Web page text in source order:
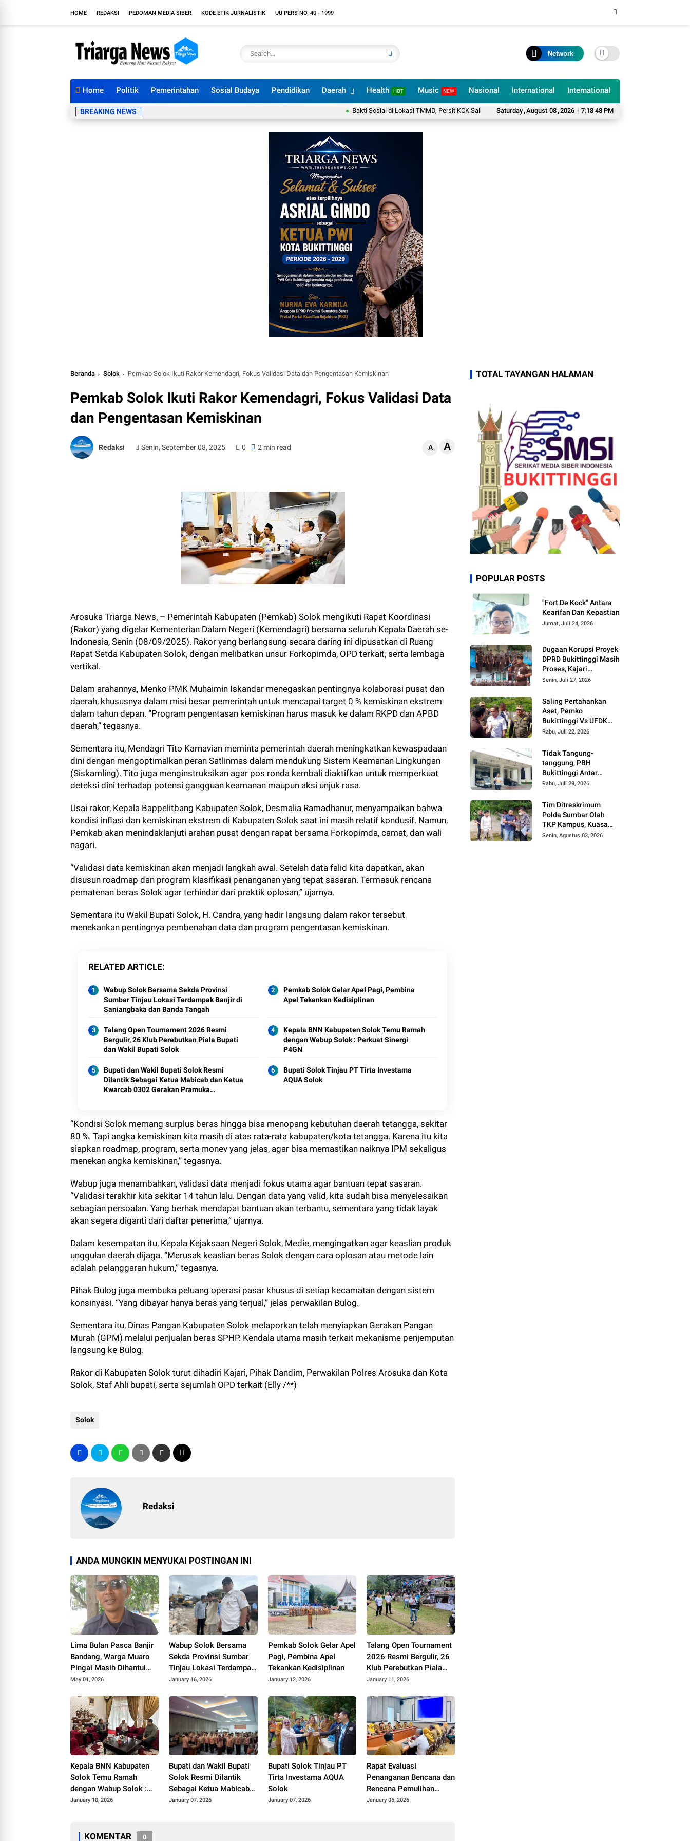
HOME REDAKSI PEDOMAN MEDIA SIBER KODE ETIK JURNALISTIK UU PERS NO. 40 - 1999
Network
Home Politik Pemerintahan Sosial Budaya Pendidikan Daerah Health HOT Music NEW Nasional International International
Saturday,August 08,2026 | 7:18 49 PM
BREAKING NEWS Bakti Sosial di Lokasi TMMD, Persit KCK Salurkan Bantuan kepada Penghuni RTLH Memasuki Hari ke-24, Satgas
Beranda Solok Pemkab Solok Ikuti Rakor Kemendagri, Fokus Validasi Data dan Pengentasan Kemiskinan
Pemkab Solok Ikuti Rakor Kemendagri, Fokus Validasi Data
dan Pengentasan Kemiskinan
Redaksi Senin, September 08, 2025 0 2 min read A A
Arosuka Triarga News, – Pemerintah Kabupaten (Pemkab) Solok mengikuti Rapat Koordinasi
(Rakor) yang digelar Kementerian Dalam Negeri (Kemendagri) bersama seluruh Kepala Daerah se-
Indonesia, Senin (08/09/2025). Rakor yang berlangsung secara daring ini dipusatkan di Ruang
Rapat Setda Kabupaten Solok, dengan melibatkan unsur Forkopimda, OPD terkait, serta lembaga
vertikal.
Dalam arahannya, Menko PMK Muhaimin Iskandar menegaskan pentingnya kolaborasi pusat dan
daerah, khususnya dalam misi besar pemerintah untuk mencapai target 0 % kemiskinan ekstrem
dalam tahun depan. “Program pengentasan kemiskinan harus masuk ke dalam RKPD dan APBD
daerah,” tegasnya.
Sementara itu, Mendagri Tito Karnavian meminta pemerintah daerah meningkatkan kewaspadaan
dini dengan mengoptimalkan peran Satlinmas dalam mendukung Sistem Keamanan Lingkungan
(Siskamling). Tito juga menginstruksikan agar pos ronda kembali diaktifkan untuk memperkuat
deteksi dini terhadap potensi gangguan keamanan maupun aksi unjuk rasa.
Usai rakor, Kepala Bappelitbang Kabupaten Solok, Desmalia Ramadhanur, menyampaikan bahwa
kondisi inflasi dan kemiskinan ekstrem di Kabupaten Solok saat ini masih relatif kondusif. Namun,
Pemkab akan menindaklanjuti arahan pusat dengan rapat bersama Forkopimda, camat, dan wali
nagari.
“Validasi data kemiskinan akan menjadi langkah awal. Setelah data falid kita dapatkan, akan
disusun roadmap dan program klasifikasi penanganan yang tepat sasaran. Termasuk rencana
pematenan beras Solok agar terhindar dari praktik oplosan,” ujarnya.
Sementara itu Wakil Bupati Solok, H. Candra, yang hadir langsung dalam rakor tersebut
menekankan pentingnya pembenahan data dan program pengentasan kemiskinan.
RELATED ARTICLE
Wabup Solok Bersama Sekda Provinsi
Sumbar Tinjau Lokasi Terdampak Banjir di
Saniangbaka dan Banda Tangah
Pemkab Solok Gelar Apel Pagi, Pembina
Apel Tekankan Kedisiplinan
Talang Open Tournament 2026 Resmi
Bergulir, 26 Klub Perebutkan Piala Bupati
dan Wakil Bupati Solok
Kepala BNN Kabupaten Solok Temu Ramah
dengan Wabup Solok : Perkuat Sinergi
P4GN
Bupati dan Wakil Bupati Solok Resmi
Dilantik Sebagai Ketua Mabicab dan Ketua
Kwarcab 0302 Gerakan Pramuka
Bupati Solok Tinjau PT Tirta Investama
AQUA Solok
“Kondisi Solok memang surplus beras hingga bisa menopang kebutuhan daerah tetangga, sekitar
80 %. Tapi angka kemiskinan kita masih di atas rata-rata kabupaten/kota tetangga. Karena itu kita
siapkan roadmap, program, serta monev yang jelas, agar bisa memastikan naiknya IPM sekaligus
menekan angka kemiskinan,” tegasnya.
Wabup juga menambahkan, validasi data menjadi fokus utama agar bantuan tepat sasaran.
“Validasi terakhir kita sekitar 14 tahun lalu. Dengan data yang valid, kita sudah bisa menyelesaikan
sebagian persoalan. Yang berhak mendapat bantuan akan terbantu, sementara yang tidak layak
akan segera diganti dari daftar penerima,” ujarnya.
Dalam kesempatan itu, Kepala Kejaksaan Negeri Solok, Medie, mengingatkan agar keaslian produk
unggulan daerah dijaga. “Merusak keaslian beras Solok dengan cara oplosan atau metode lain
adalah pelanggaran hukum,” tegasnya.
Pihak Bulog juga membuka peluang operasi pasar khusus di setiap kecamatan dengan sistem
konsinyasi. “Yang dibayar hanya beras yang terjual,” jelas perwakilan Bulog.
Sementara itu, Dinas Pangan Kabupaten Solok melaporkan telah menyiapkan Gerakan Pangan
Murah (GPM) melalui penjualan beras SPHP. Kendala utama masih terkait mekanisme penjemputan
langsung ke Bulog.
Rakor di Kabupaten Solok turut dihadiri Kajari, Pihak Dandim, Perwakilan Polres Arosuka dan Kota
Solok, Staf Ahli bupati, serta sejumlah OPD terkait (Elly /**)
Solok
Redaksi
ANDA MUNGKIN MENYUKAI POSTINGAN INI
Lima Bulan Pasca Banjir
Bandang, Warga Muaro
Pingai Masih Dihantui
Trauma, J. Panito
Pak Bupati Solok”
May 01, 2026
Wabup Solok Bersama
Sekda Provinsi Sumbar
Tinjau Lokasi Terdampak
Banjir di Saniangbaka dan
January 16, 2026
Pemkab Solok Gelar Apel
Pagi, Pembina Apel
Tekankan Kedisiplinan
January 12, 2026
Talang Open Tournament
2026 Resmi Bergulir, 26
Klub Perebutkan Piala
Bupati dan Wakil Bupati
January 11, 2026
Kepala BNN Kabupaten
Solok Temu Ramah
dengan Wabup Solok :
Perkuat Sinergi P4GN
January 10, 2026
Bupati dan Wakil Bupati
Solok Resmi Dilantik
Sebagai Ketua Mabicab
dan Ketua Kwarcab 0302
January 07, 2026
Bupati Solok Tinjau PT
Tirta Investama AQUA
Solok
January 07, 2026
Rapat Evaluasi
Penanganan Bencana dan
Rencana Pemulihan
Pascabencana
January 06, 2026
KOMENTAR 0
TOTAL TAYANGAN HALAMAN
POPULAR POSTS
"Fort De Kock" Antara
Kearifan Dan Kepastian
Jumat, Juli 24, 2026
Dugaan Korupsi Proyek
DPRD Bukittinggi Masih
Proses, Kajari
Bukittinggi: Kalau
Akan Saya Kasih Kabar
Senin, Juli 27, 2026
Saling Pertahankan
Aset, Pemko
Bukittinggi Vs UFDK
Berakhir Ricuh dengan
Rabu, Juli 22, 2026
Tidak Tangung-
tanggung, PBH
Bukittinggi Antar
Langsung Laporan
Gedung DPRD ke
Presiden
Rabu, Juli 29, 2026
Tim Ditreskrimum
Polda Sumbar Olah
TKP Kampus, Kuasa
Hukum UFDK: Kasus Ini
Senin, Agustus 03, 2026